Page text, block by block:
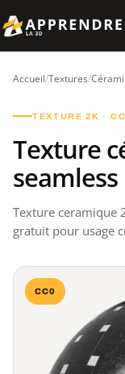
Accueil/Textures/
TEXTURE 2K ·
Texture
seamless
Texture ceramique
gratuit pour usage
CC0